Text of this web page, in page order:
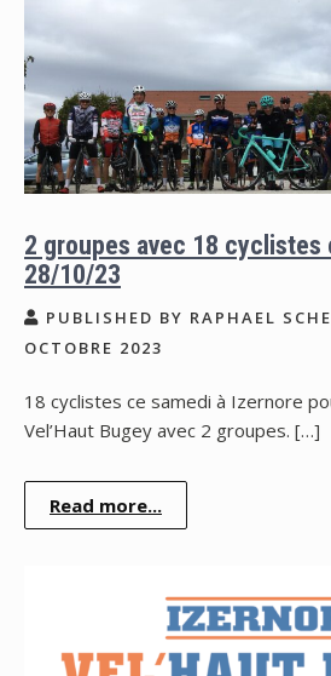
2 groupes avec 18 cyclistes
28/10/23
PUBLISHED BY RAPHAEL
OCTOBRE 2023
18 cyclistes ce samedi à Izernore
Vel’Haut Bugey avec 2 groupes. […]
Read more...